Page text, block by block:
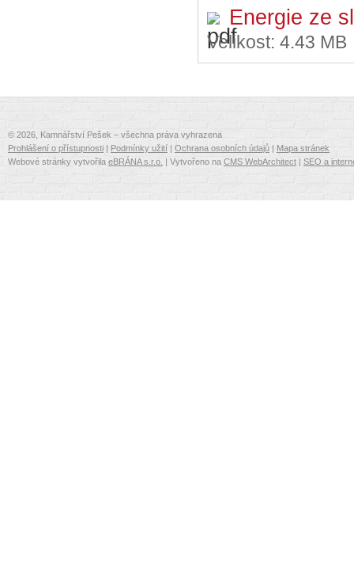
Energie ze
Velikost: 4.43 MB
© 2026, Kamnářství Pešek – všechna práva vyhrazena
Prohlášení o přístupnosti | Podmínky užití | Ochrana osobních údajů | Mapa stránek
Webové stránky vytvořila eBRÁNA s.r.o. | Vytvořeno na CMS WebArchitect | SEO a